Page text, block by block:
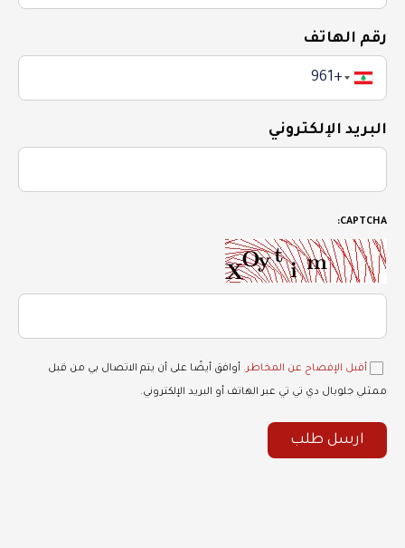
رقم الهاتف
البريد الإلكتروني
CAPTCHA:
أقبل الإفصاح عن المخاطر. أوافق أيضًا على أن يتم الاتصال بي من قبل
ممثلي جلوبال دي تي تي عبر الهاتف أو البريد الإلكتروني.
ارسل طلب